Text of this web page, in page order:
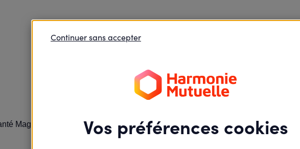
Magazine Vos préférences cookies
Continuer sans accepter